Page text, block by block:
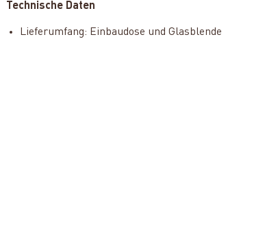
Technische Daten
Lieferumfang: Einbaudose und Glasblende